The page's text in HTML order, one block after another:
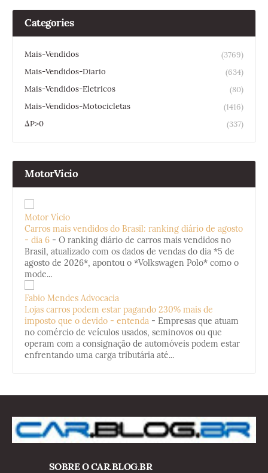
Categories
Mais-Vendidos
(3769)
Mais-Vendidos-Diario
(634)
Mais-Vendidos-Eletricos
(80)
Mais-Vendidos-Motocicletas
(1416)
ΔP>0
(337)
MotorVicio
Motor Vício
Carros mais vendidos do Brasil: ranking diário de agosto
- dia 6 - O ranking diário de carros mais vendidos no
Brasil, atualizado com os dados de vendas do dia *5 de
agosto de 2026*, apontou o *Volkswagen Polo* como o
mode...
Fabio Mendes Advocacia
Lojas carros podem estar pagando 230% mais de
imposto que o devido - entenda - Empresas que atuam
no comércio de veículos usados, seminovos ou que
operam com a consignação de automóveis podem estar
enfrentando uma carga tributária até...
SOBRE O CAR.BLOG.BR